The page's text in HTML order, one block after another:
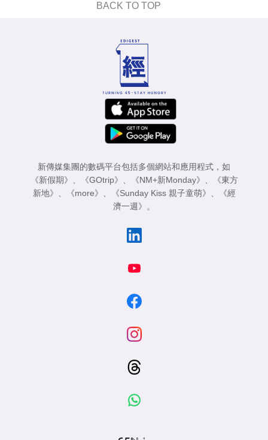
BACK TO TOP
新傳媒集團的數碼平台包括多個網站和應用程式，如
《新假期》 、 《GOtrip》 、 《NM+新Monday》 、
《東方
新地》 、 《more》 、 《Sunday Kiss 親子童萌》 、
《經
濟一週》 。